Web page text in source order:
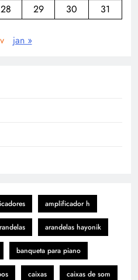
28 29 30 31
jan »
amplificador h
arandelas hayonik
banqueta para piano
caixas caixas de som